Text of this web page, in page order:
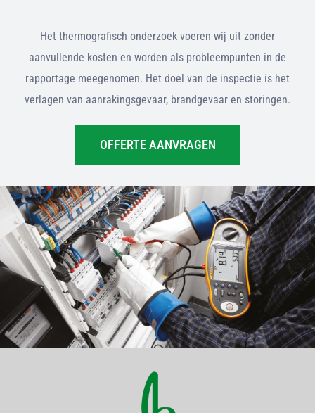
Het thermografisch onderzoek voeren wij uit zonder
aanvullende kosten en worden als probleempunten in de
rapportage meegenomen. Het doel van de inspectie is het
verlagen van aanrakingsgevaar, brandgevaar en storingen.
OFFERTE AANVRAGEN